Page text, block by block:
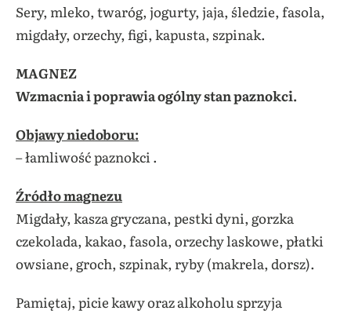
Sery, mleko, twaróg, jogurty, jaja, śledzie, fasola,
migdały, orzechy, figi, kapusta, szpinak.
MAGNEZ
Wzmacnia i poprawia ogólny stan paznokci.
Objawy niedoboru:
– łamliwość paznokci .
Źródło magnezu
Migdały, kasza gryczana, pestki dyni, gorzka
czekolada, kakao, fasola, orzechy laskowe, płatki
owsiane, groch, szpinak, ryby (makrela, dorsz).
Pamiętaj, picie kawy oraz alkoholu sprzyja